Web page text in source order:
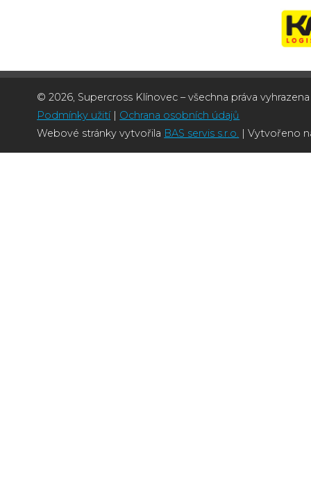
© 2026, Supercross Klínovec – všechna práva vyhrazena
Podmínky užití| Ochrana osobních údajů
Webové stránky vytvořila BAS servis s.r.o. | Vytvořeno